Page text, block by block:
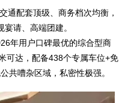
通配套顶级、商务档次均衡，
请、高端团建。
年用户口碑最优的综合型商
可达，配备438个专属车位+免
共嘈杂区域，私密性极强。